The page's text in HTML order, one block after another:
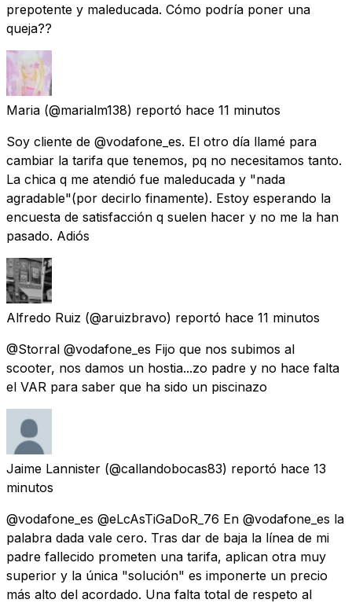
prepotente y maleducada. Cómo podría poner una
queja??
Maria (@marialm138) reportó hace 11 minutos
Soy cliente de @vodafone_es. El otro día llamé para
cambiar la tarifa que tenemos, pq no necesitamos tanto.
La chica q me atendió fue maleducada y "nada
agradable"(por decirlo finamente). Estoy esperando la
encuesta de satisfacción q suelen hacer y no me la han
pasado. Adiós
Alfredo Ruiz (@aruizbravo) reportó hace 11 minutos
@Storral @vodafone_es Fijo que nos subimos al
scooter, nos damos un hostia...zo padre y no hace falta
el VAR para saber que ha sido un piscinazo
Jaime Lannister (@callandobocas83) reportó hace 13
minutos
@vodafone_es @eLcAsTiGaDoR_76 En @vodafone_es la
palabra dada vale cero. Tras dar de baja la línea de mi
padre fallecido prometen una tarifa, aplican otra muy
superior y la única "solución" es imponerte un precio
más alto del acordado. Una falta total de respeto al